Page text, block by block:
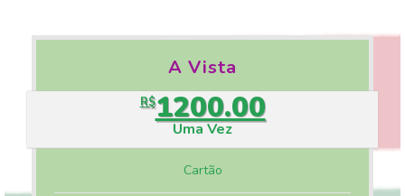
A Vista
R$1200.00
Uma Vez
Cartão